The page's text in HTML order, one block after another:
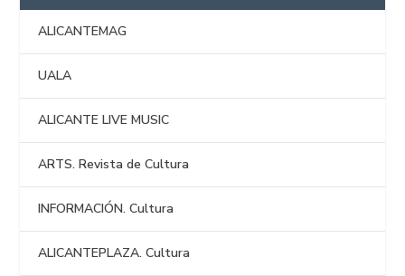
ALICANTEMAG
UALA
ALICANTE LIVE MUSIC
ARTS. Revista de Cultura
INFORMACIÓN. Cultura
ALICANTEPLAZA. Cultura